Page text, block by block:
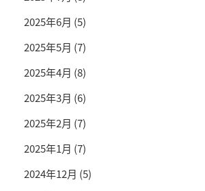
2025年6月 (5)
2025年5月 (7)
2025年4月 (8)
2025年3月 (6)
2025年2月 (7)
2025年1月 (7)
2024年12月 (5)